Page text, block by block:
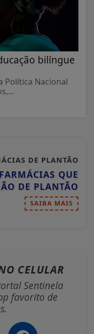
bilíngue
Política Nacional
DE PLANTÃO
QUE
DE PLANTÃO
SAIBA MAIS
CELULAR
Sentinela
favorito de